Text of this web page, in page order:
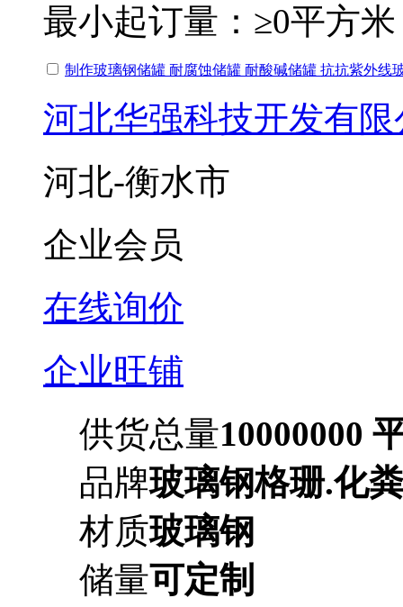
最小起订量： ≥0平方米
制作玻璃钢储罐 耐腐蚀储罐 耐酸碱储罐 抗抗紫外线
河北华强科技开发有限
河北-衡水市
企业会员
在线询价
企业旺铺
供货总量10000000
品牌玻璃钢格珊.化
材质玻璃钢
储量可定制